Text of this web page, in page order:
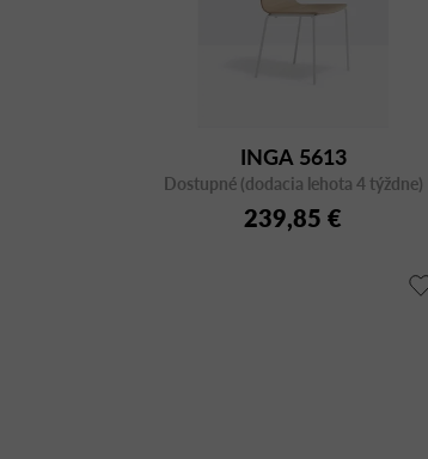
INGA 5613
Dostupné (dodacia lehota 4 týždne)
239,85 €